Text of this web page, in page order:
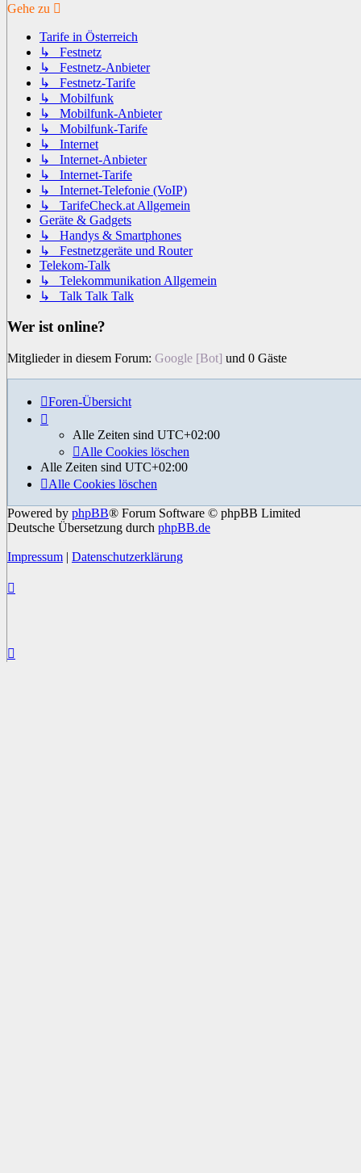
Gehe zu
Tarife in Österreich
↳ Festnetz
↳ Festnetz-Anbieter
↳ Festnetz-Tarife
↳ Mobilfunk
↳ Mobilfunk-Anbieter
↳ Mobilfunk-Tarife
↳ Internet
↳ Internet-Anbieter
↳ Internet-Tarife
↳ Internet-Telefonie (VoIP)
↳ TarifeCheck.at Allgemein
Geräte & Gadgets
↳ Handys & Smartphones
↳ Festnetzgeräte und Router
Telekom-Talk
↳ Telekommunikation Allgemein
↳ Talk Talk Talk
Wer ist online?
Mitglieder in diesem Forum: Google [Bot] und 0 Gäste
Foren-Übersicht
Alle Zeiten sind UTC+02:00
Alle Cookies löschen
Alle Zeiten sind UTC+02:00
Alle Cookies löschen
Powered by phpBB® Forum Software © phpBB Limited
Deutsche Übersetzung durch phpBB.de
Impressum | Datenschutzerklärung